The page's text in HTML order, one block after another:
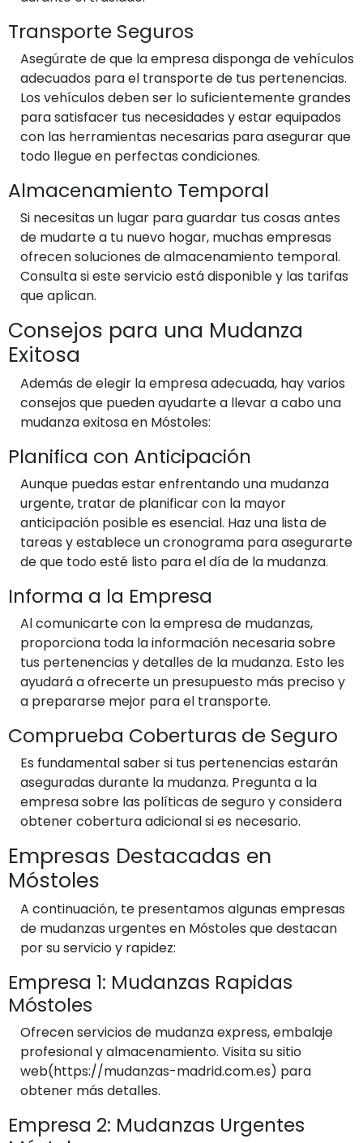
Transporte Seguros
Asegúrate de que la empresa disponga de vehículos
adecuados para el transporte de tus pertenencias.
Los vehículos deben ser lo suficientemente grandes
para satisfacer tus necesidades y estar equipados
con las herramientas necesarias para asegurar que
todo llegue en perfectas condiciones.
Almacenamiento Temporal
Si necesitas un lugar para guardar tus cosas antes
de mudarte a tu nuevo hogar, muchas empresas
ofrecen soluciones de almacenamiento temporal.
Consulta si este servicio está disponible y las tarifas
que aplican.
Consejos para una Mudanza
Exitosa
Además de elegir la empresa adecuada, hay varios
consejos que pueden ayudarte a llevar a cabo una
mudanza exitosa en Móstoles:
Planifica con Anticipación
Aunque puedas estar enfrentando una mudanza
urgente, tratar de planificar con la mayor
anticipación posible es esencial. Haz una lista de
tareas y establece un cronograma para asegurarte
de que todo esté listo para el día de la mudanza.
Informa a la Empresa
Al comunicarte con la empresa de mudanzas,
proporciona toda la información necesaria sobre
tus pertenencias y detalles de la mudanza. Esto les
ayudará a ofrecerte un presupuesto más preciso y
a prepararse mejor para el transporte.
Comprueba Coberturas de Seguro
Es fundamental saber si tus pertenencias estarán
aseguradas durante la mudanza. Pregunta a la
empresa sobre las políticas de seguro y considera
obtener cobertura adicional si es necesario.
Empresas Destacadas en
Móstoles
A continuación, te presentamos algunas empresas
de mudanzas urgentes en Móstoles que destacan
por su servicio y rapidez:
Empresa 1: Mudanzas Rapidas
Móstoles
Ofrecen servicios de mudanza express, embalaje
profesional y almacenamiento. Visita su sitio
web(https://mudanzas-madrid.com.es) para
obtener más detalles.
Empresa 2: Mudanzas Urgentes